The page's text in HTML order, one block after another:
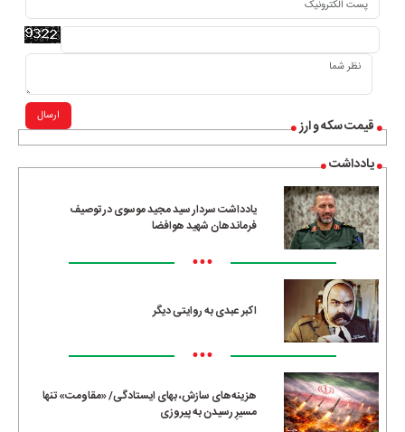
قیمت سکه و ارز
یادداشت
یادداشت سردار سید مجید موسوی در توصیف
فرماندهان شهید هوافضا
•••
اکبر عبدی به روایتی دیگر
•••
هزینه‌های سازش، بهای ایستادگی/ «مقاومت» تنها
مسیرِ رسیدن به پیروزی
ارسال